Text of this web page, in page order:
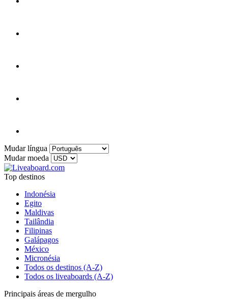
Mudar língua
Mudar moeda
Top destinos
Indonésia
Egito
Maldivas
Tailândia
Filipinas
Galápagos
México
Micronésia
Todos os destinos (A-Z)
Todos os liveaboards (A-Z)
Principais áreas de mergulho